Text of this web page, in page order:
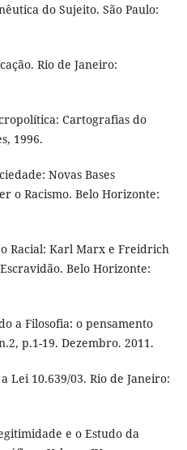
do Sujeito. São Paulo:
Rio de Janeiro:
Cartografias do
1996.
Novas Bases
o Racismo. Belo Horizonte:
Racial: Karl Marx e Freidrich
Belo Horizonte:
a Filosofia: o pensamento
p.1-19. Dezembro. 2011.
a Lei 10.639/03. Rio de Janeiro:
e o Estudo da